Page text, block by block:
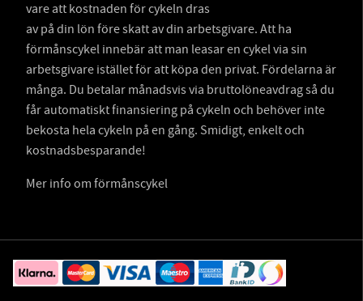
vare att kostnaden för cykeln dras
av på din lön före skatt av din arbetsgivare. Att ha
förmånscykel innebär att man leasar en cykel via sin
arbetsgivare istället för att köpa den privat. Fördelarna är
många. Du betalar månadsvis via bruttolöneavdrag så du
får automatiskt finansiering på cykeln och behöver inte
bekosta hela cykeln på en gång. Smidigt, enkelt och
kostnadsbesparande!
Mer info om förmånscykel